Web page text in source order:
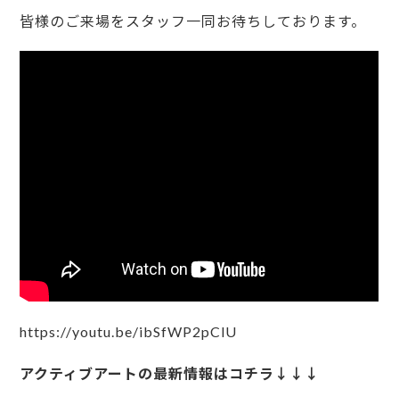
皆様のご来場をスタッフ一同お待ちしております。
https://youtu.be/ibSfWP2pClU
アクティブアートの最新情報はコチラ↓↓↓